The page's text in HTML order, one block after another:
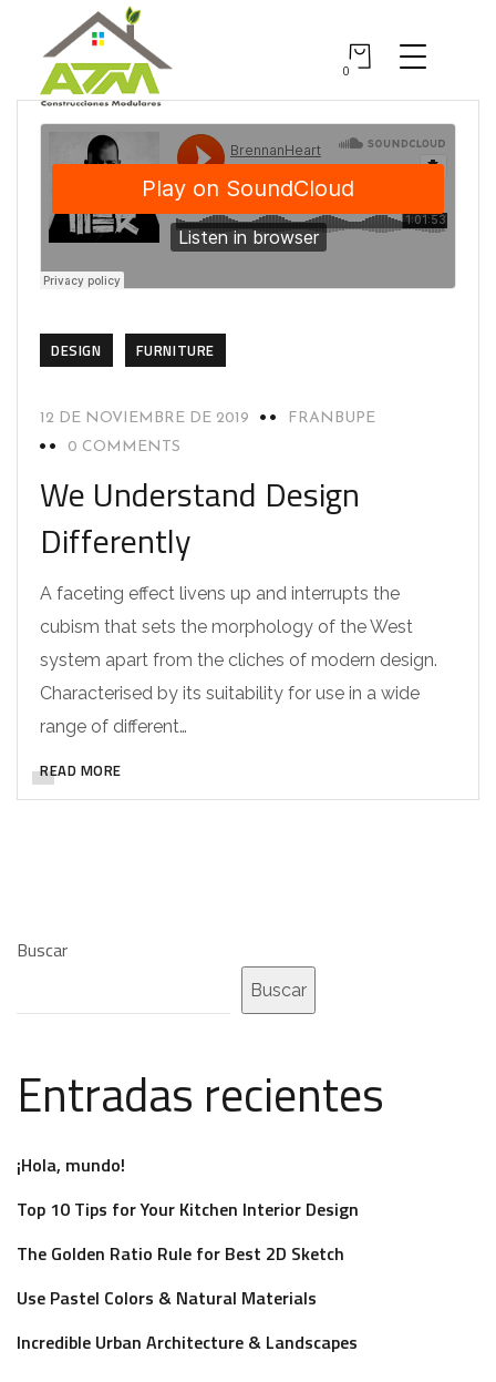
0
DESIGN FURNITURE
12 DE NOVIEMBRE DE 2019
FRANBUPE
0 COMMENTS
We Understand Design
Differently
A faceting effect livens up and interrupts the
cubism that sets the morphology of the West
system apart from the cliches of modern design.
Characterised by its suitability for use in a wide
range of different…
READ MORE
Buscar
Buscar
Entradas recientes
¡Hola, mundo!
Top 10 Tips for Your Kitchen Interior Design
The Golden Ratio Rule for Best 2D Sketch
Use Pastel Colors & Natural Materials
Incredible Urban Architecture & Landscapes